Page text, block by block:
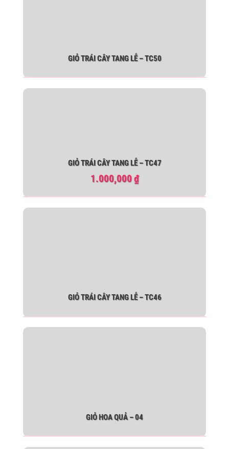
GIỎ TRÁI CÂY TANG LỄ – TC50
GIỎ TRÁI CÂY TANG LỄ – TC47
1.000,000₫
GIỎ TRÁI CÂY TANG LỄ – TC46
GIỎ HOA QUẢ – 04